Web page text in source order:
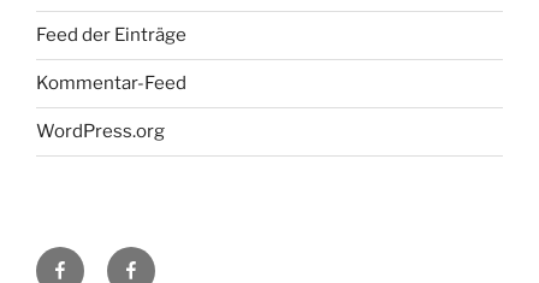
Feed der Einträge
Kommentar-Feed
WordPress.org
H48
Facebook-